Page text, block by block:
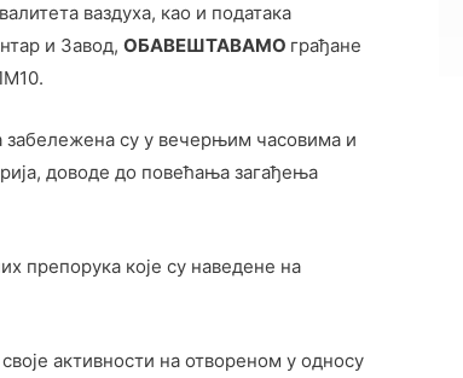
ваздуха, као и података
и Завод, ОБАВЕШТАВАМО грађане
забележена су у вечерњим часовима и
доводе до повећања загађења
препорука које су наведене на
активности на отвореном у односу